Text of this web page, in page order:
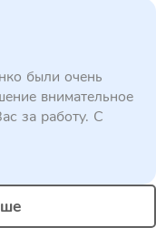
были очень
внимательное
за работу. С